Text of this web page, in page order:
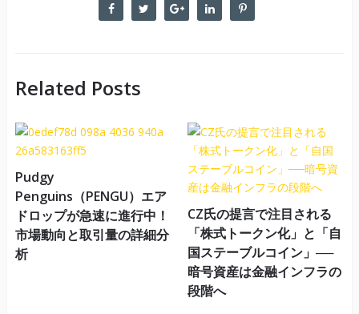
Related Posts
Pudgy
Penguins（PENGU）エア
ドロップが急速に進行中！
市場動向と取引量の詳細分
析
CZ氏の提言で注目される
「株式トークン化」と「自
国ステーブルコイン」──
暗号資産は金融インフラの
段階へ